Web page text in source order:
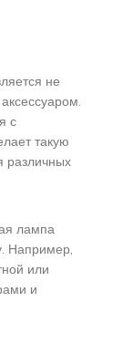
не
с
такую
различных
лампа
Например,
или
и